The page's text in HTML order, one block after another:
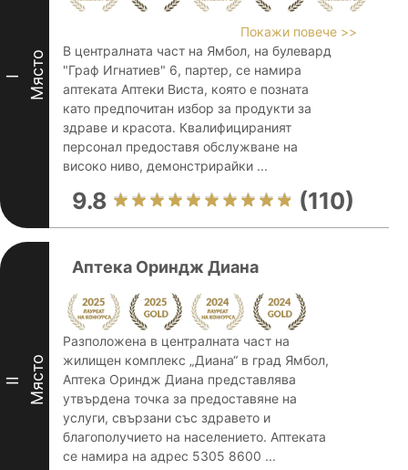
I Място
Покажи повече >>
В централната част на Ямбол, на булевард
"Граф Игнатиев" 6, партер, се намира
аптеката Аптеки Виста, която е позната
като предпочитан избор за продукти за
здраве и красота. Квалифицираният
персонал предоставя обслужване на
високо ниво, демонстрирайки ...
9.8 (110)
II Място
Аптека Ориндж Диана
Разположена в централната част на
жилищен комплекс „Диана“ в град Ямбол,
Аптека Ориндж Диана представлява
утвърдена точка за предоставяне на
услуги, свързани със здравето и
благополучието на населението. Аптеката
се намира на адрес 5305 8600 ...